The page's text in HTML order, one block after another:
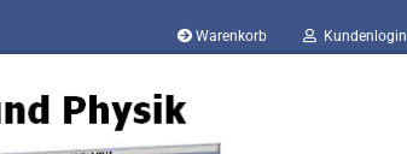
Warenkorb Kundenlogin